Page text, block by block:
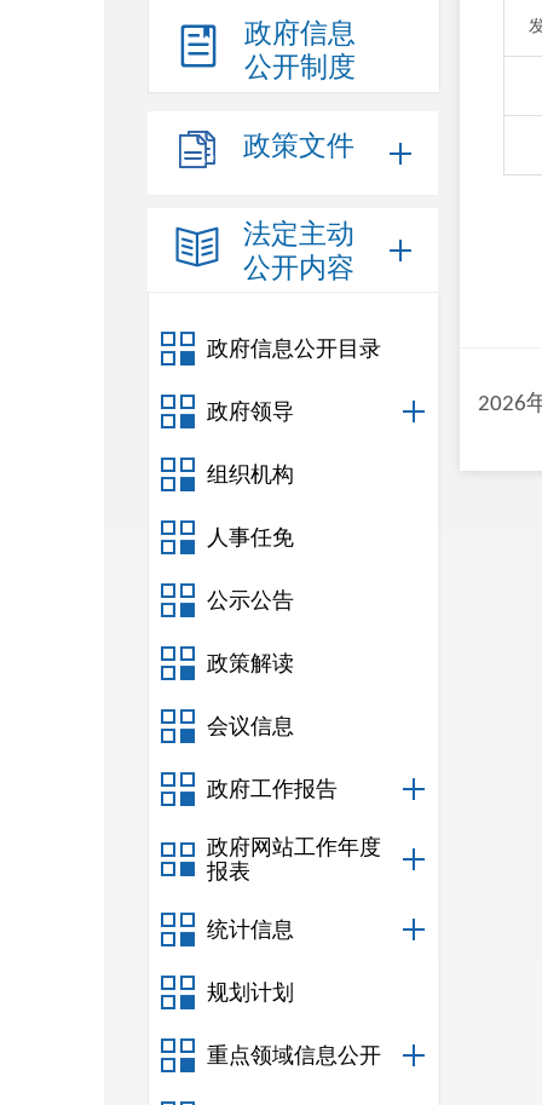
政府信息
公开制度
政策文件
法定主动
公开内容
政府信息公开目录
政府领导
组织机构
人事任免
公示公告
政策解读
会议信息
政府工作报告
政府网站工作年度
报表
统计信息
规划计划
重点领域信息公开
2026